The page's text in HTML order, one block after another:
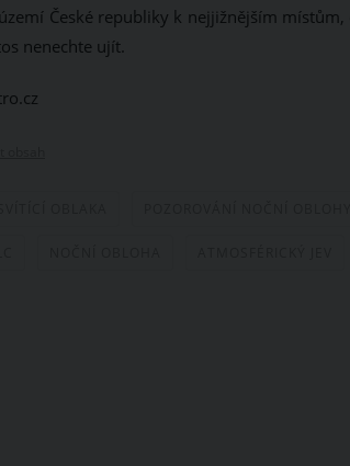
České republiky k nejjižnějším
nenechte ujít.